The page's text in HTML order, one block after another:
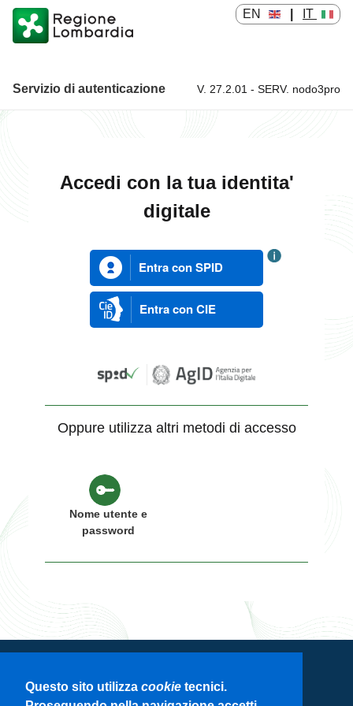
Questo sito utilizza cookie tecnici.
EN IT
Servizio di autenticazione Servizio di autenticazione
V. 27.2.01 - SERV. nodo3pro
Accedi con la tua identita'
digitale
Entra con SPID
Entra con CIE
Oppure utilizza altri metodi di accesso
Nome utente e
password
Servizio di autenticazione di Regione
Lombardia